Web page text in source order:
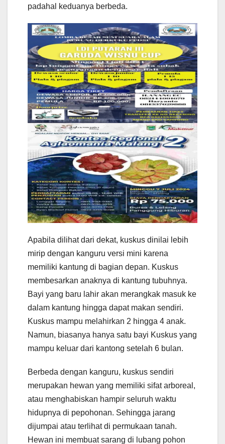
padahal keduanya berbeda.
Apabila dilihat dari dekat, kuskus dinilai lebih
mirip dengan kanguru versi mini karena
memiliki kantung di bagian depan. Kuskus
membesarkan anaknya di kantung tubuhnya.
Bayi yang baru lahir akan merangkak masuk ke
dalam kantung hingga dapat makan sendiri.
Kuskus mampu melahirkan 2 hingga 4 anak.
Namun, biasanya hanya satu bayi Kuskus yang
mampu keluar dari kantong setelah 6 bulan.
Berbeda dengan kanguru, kuskus sendiri
merupakan hewan yang memiliki sifat arboreal,
atau menghabiskan hampir seluruh waktu
hidupnya di pepohonan. Sehingga jarang
dijumpai atau terlihat di permukaan tanah.
Hewan ini membuat sarang di lubang pohon